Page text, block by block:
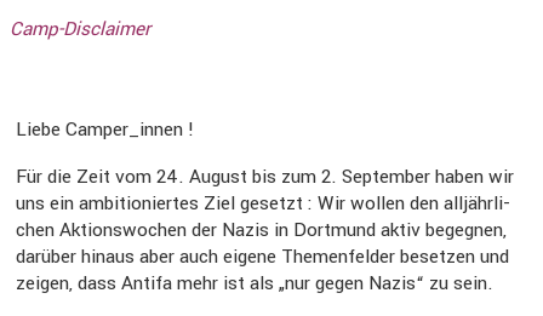
Camp-Disclaimer
Liebe Camper_innen !
Für die Zeit vom 24. August bis zum 2. September haben wir
uns ein ambitio­niertes Ziel gesetzt : Wir wollen den alljähr­li­
chen Aktions­wo­chen der Nazis in Dortmund aktiv begegnen,
darüber hinaus aber auch eigene Themen­felder besetzen und
zeigen, dass Antifa mehr ist als „nur gegen Nazis“ zu sein.